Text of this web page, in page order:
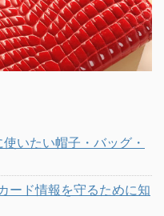
いたい帽子・バッグ・
ード情報を守るために知